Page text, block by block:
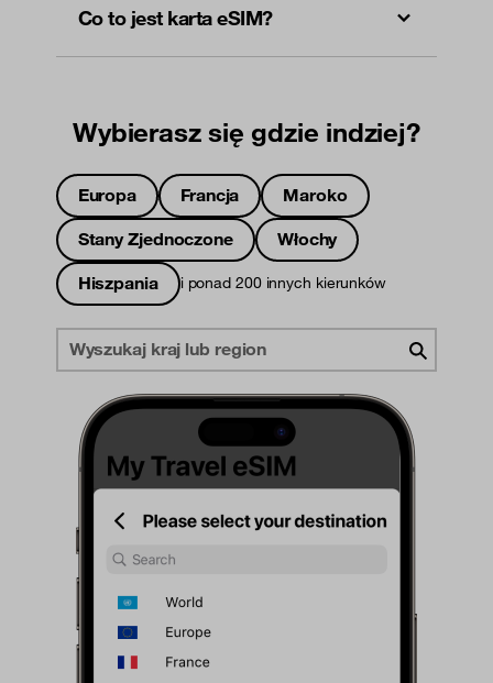
Co to jest karta eSIM?
Wybierasz się gdzie indziej?
Europa Francja
Maroko
Stany Zjednoczone
Włochy
Hiszpania
i ponad 200 innych kierunków